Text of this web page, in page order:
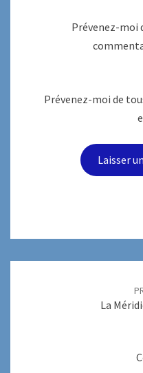
Prévenez-moi
Prévenez-moi de
La